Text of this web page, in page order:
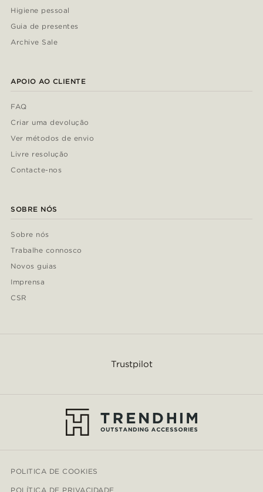
Higiene pessoal
Guia de presentes
Archive Sale
APOIO AO CLIENTE
FAQ
Criar uma devolução
Ver métodos de envio
Livre resolução
Contacte-nos
SOBRE NÓS
Sobre nós
Trabalhe connosco
Novos guias
Imprensa
CSR
Trustpilot
POLITICA DE COOKIES
POLÍTICA DE PRIVACIDADE